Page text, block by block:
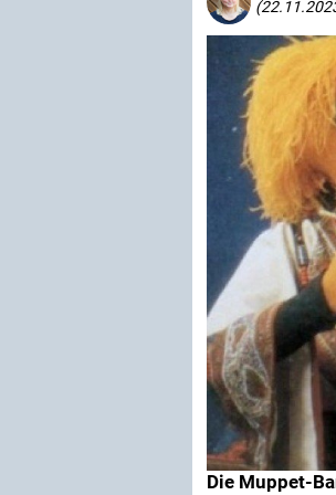
Die Muppet-